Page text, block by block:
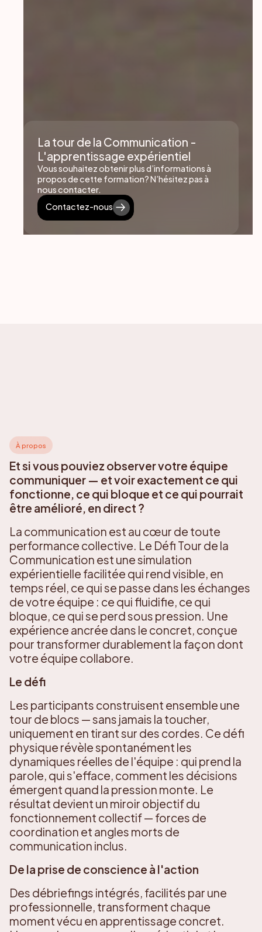
La tour de la Communication -
L'apprentissage expérientiel
Vous souhaitez obtenir plus d’informations à
propos de cette formation? N’hésitez pas à
nous contacter.
Contactez-nous
À propos
Et si vous pouviez observer votre équipe
communiquer — et voir exactement ce qui
fonctionne, ce qui bloque et ce qui pourrait
être amélioré, en direct ?
La communication est au cœur de toute
performance collective. Le Défi Tour de la
Communication est une simulation
expérientielle facilitée qui rend visible, en
temps réel, ce qui se passe dans les échanges
de votre équipe : ce qui fluidifie, ce qui
bloque, ce qui se perd sous pression. Une
expérience ancrée dans le concret, conçue
pour transformer durablement la façon dont
votre équipe collabore.
Le défi
Les participants construisent ensemble une
tour de blocs — sans jamais la toucher,
uniquement en tirant sur des cordes. Ce défi
physique révèle spontanément les
dynamiques réelles de l'équipe : qui prend la
parole, qui s'efface, comment les décisions
émergent quand la pression monte. Le
résultat devient un miroir objectif du
fonctionnement collectif — forces de
coordination et angles morts de
communication inclus.
De la prise de conscience à l'action
Des débriefings intégrés, facilités par une
professionnelle, transforment chaque
moment vécu en apprentissage concret.